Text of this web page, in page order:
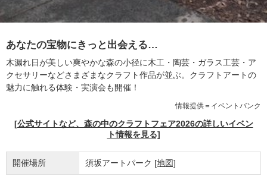
あなたの宝物にきっと出会える…
木漏れ日が美しい爽やかな森の小径に木工・陶芸・ガラス工芸・ア
クセサリーなどさまざまなクラフト作品が並ぶ。クラフトアートの
魅力に触れる体験・実演会も開催！
情報提供＝イベントバンク
[公式サイトなど、森の中のクラフトフェア2026の詳しいイベン
ト情報を見る]
開催場所 須坂アートパーク [地図]